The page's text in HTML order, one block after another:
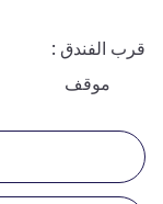
قرب الفندق
موقف